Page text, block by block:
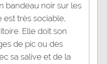
bandeau noir sur les
très sociable,
Elle doit son
de pic ou des
sa salive et de la